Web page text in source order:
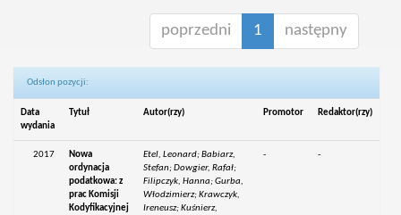
poprzedni 1 następny
Odsłon pozycji:
Data
wydania
Tytuł Autor(rzy) Promotor Redaktor(rzy)
2017
Nowa
ordynacja
podatkowa: z
prac Komisji
Kodyfikacyjnej
Etel, Leonard; Babiarz,
Stefan; Dowgier, Rafał;
Filipczyk, Hanna; Gurba,
Włodzimierz; Krawczyk,
Ireneusz; Kuśnierz,
- -